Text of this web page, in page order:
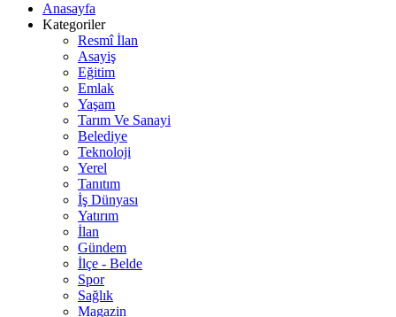
Anasayfa
Kategoriler
Resmî İlan
Asayiş
Eğitim
Emlak
Yaşam
Tarım Ve Sanayi
Belediye
Teknoloji
Yerel
Tanıtım
İş Dünyası
Yatırım
İlan
Gündem
İlçe - Belde
Spor
Sağlık
Magazin